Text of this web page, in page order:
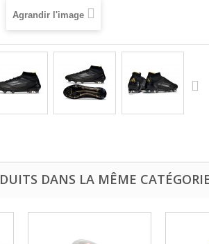
Agrandir l'image
DANS LA MÊME